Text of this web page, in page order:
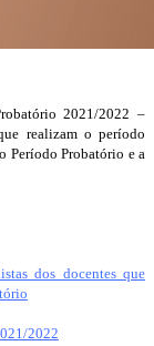
2021/2022 –
realizam o período
Período Probatório e a
dos docentes que
2022